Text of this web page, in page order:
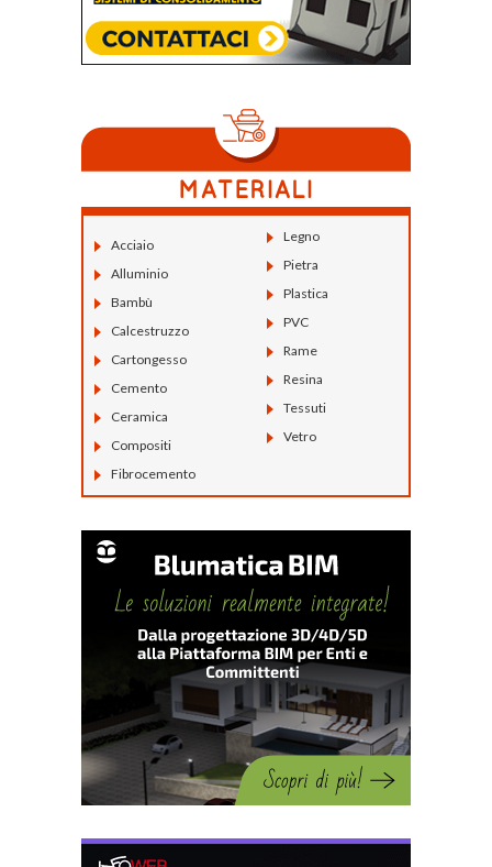
Acciaio
Alluminio
Bambù
Calcestruzzo
Cartongesso
Cemento
Ceramica
Compositi
Fibrocemento
Legno
Pietra
Plastica
PVC
Rame
Resina
Tessuti
Vetro